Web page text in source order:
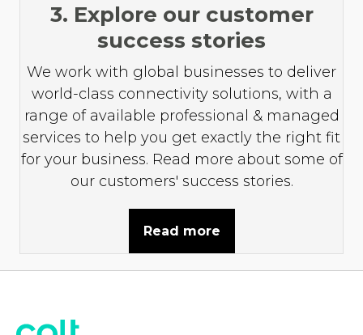
3. Explore our customer
success stories
We work with global businesses to deliver
world-class connectivity solutions, with a
range of available professional & managed
services to help you get exactly the right fit
for your business. Read more about some of
our customers' success stories.
Read more